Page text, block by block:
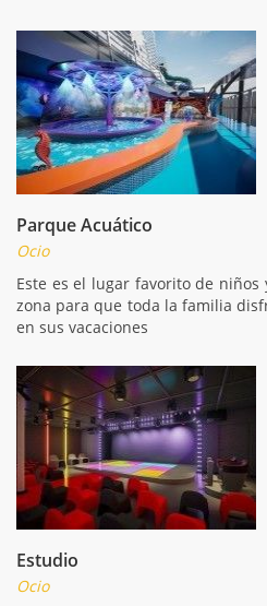
Parque Acuático
Ocio
Este es el lugar favorito de
zona para que toda la familia
en sus vacaciones
Estudio
Ocio